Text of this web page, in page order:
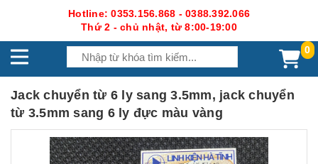
Hotline: 0353.156.868 - 0388.392.066
Thứ 2 - chủ nhật, từ 8:00-19:00
0
Jack chuyển từ 6 ly sang 3.5mm, jack chuyển
từ 3.5mm sang 6 ly đực màu vàng